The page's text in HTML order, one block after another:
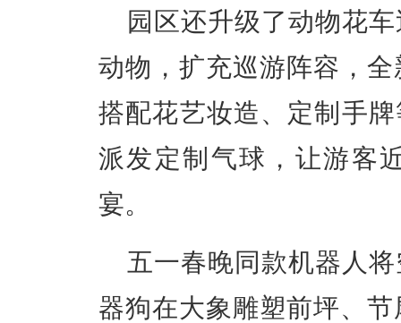
园区还升级了动物花
动物，扩充巡游阵容，
搭配花艺妆造、定制手
派发定制气球，让游客
宴。
五一春晚同款机器人
器狗在大象雕塑前坪、